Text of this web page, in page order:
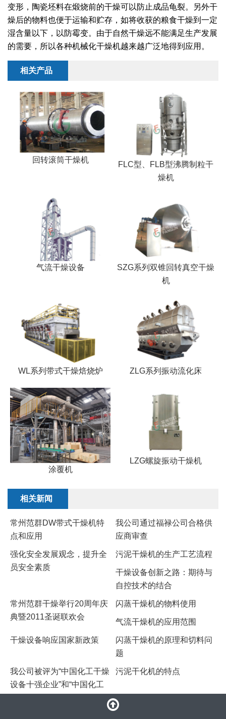
变形，陶瓷坯料在煅烧前的干燥可以防止成品龟裂。另外干
燥后的物料也便于运输和贮存，如将收获的粮食干燥到一定
湿含量以下，以防霉变。由于自然干燥远不能满足生产发展
的需要，所以各种机械化干燥机越来越广泛地得到应用。
相关产品
回转滚筒干燥机
FLC型、FLB型沸腾制粒干
燥机
气流干燥设备
SZG系列双锥回转真空干燥
机
WL系列带式干燥焙烧炉 ZLG系列振动流化床
涂覆机
LZG螺旋振动干燥机
相关新闻
常州范群DW带式干燥机特
点和应用
我公司通过福禄公司合格供
应商审查
强化安全发展观念，提升全
员安全素质
污泥干燥机的生产工艺流程
干燥设备创新之路：期待与
自控技术的结合
常州范群干燥举行20周年庆
典暨2011圣诞联欢会
闪蒸干燥机的物料使用
气流干燥机的应用范围
干燥设备响应国家新政策
​闪蒸干燥机的原理和切料问
题
我公司被评为“中国化工干燥
设备十强企业”和“中国化工
污泥干化机的特点